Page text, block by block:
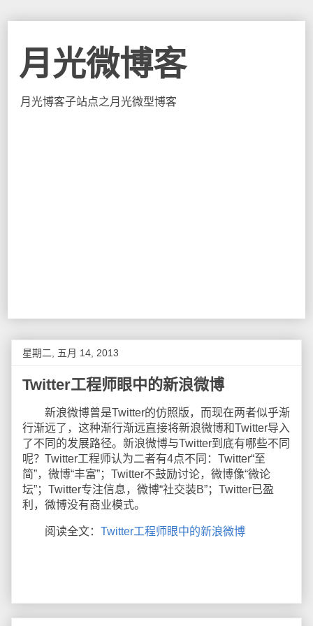
月光微博客
月光博客子站点之月光微型博客
星期二, 五月 14, 2013
Twitter工程师眼中的新浪微博
新浪微博曾是Twitter的仿照版，而现在两者似乎渐
行渐远了，这种渐行渐远直接将新浪微博和Twitter导入
了不同的发展路径。新浪微博与Twitter到底有哪些不同
呢？Twitter工程师认为二者有4点不同：Twitter“至
简”，微博“丰富”；Twitter不鼓励讨论，微博像“微论
坛”；Twitter专注信息，微博“社交装B”；Twitter已盈
利，微博没有商业模式。
阅读全文： Twitter工程师眼中的新浪微博